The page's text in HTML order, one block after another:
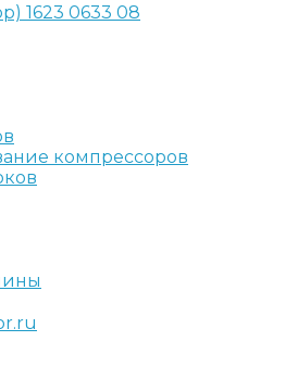
1623 0633 08
компрессоров